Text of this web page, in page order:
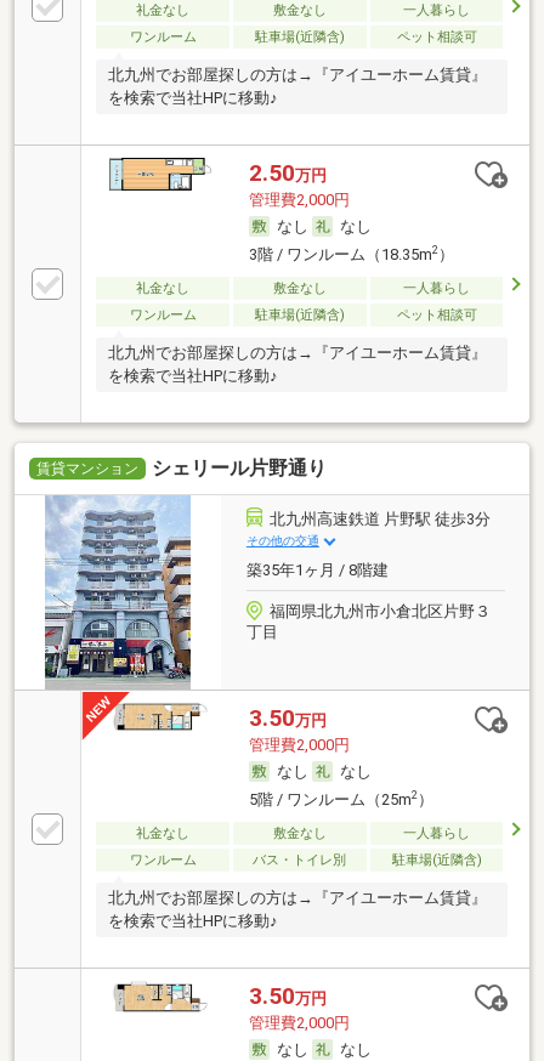
礼金なし 敷金なし
一人暮らし
ワンルーム
駐車場(近隣含) ペット相談可
北九州でお部屋探しの方は→『アイユーホーム賃貸』
を検索で当社HPに移動♪
2.50万円
管理費2,000円
なし
なし
3階 / ワンルーム（18.35m2）
礼金なし 敷金なし
一人暮らし
ワンルーム
駐車場(近隣含) ペット相談可
北九州でお部屋探しの方は→『アイユーホーム賃貸』
を検索で当社HPに移動♪
賃貸マンション シェリール片野通り
北九州高速鉄道 片野駅 徒歩3分
その他の交通
築35年1ヶ月 / 8階建
福岡県北九州市小倉北区片野３
丁目
3.50万円
管理費2,000円
なし
なし
5階 / ワンルーム（25m2）
礼金なし 敷金なし
一人暮らし
ワンルーム
バス・トイレ別 駐車場(近隣含)
北九州でお部屋探しの方は→『アイユーホーム賃貸』
を検索で当社HPに移動♪
3.50万円
管理費2,000円
なし
なし